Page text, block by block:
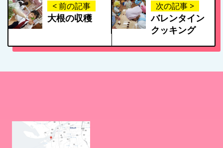
< 前の記事
大根の収穫
次の記事 >
バレンタイン
クッキング